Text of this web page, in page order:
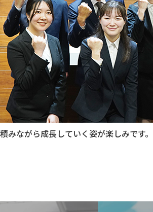
みながら成長していく姿が楽しみです